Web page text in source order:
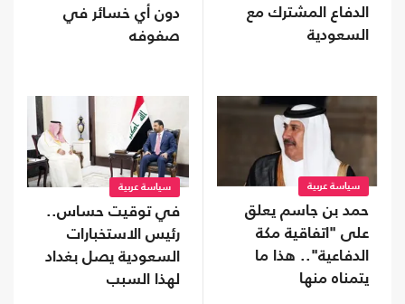
الدفاع المشترك مع
السعودية
دون أي خسائر في
صفوفه
سياسة عربية
حمد بن جاسم يعلق
على "اتفاقية مكة
الدفاعية".. هذا ما
يتمناه منها
سياسة عربية
في توقيت حساس..
رئيس الاستخبارات
السعودية يصل بغداد
لهذا السبب